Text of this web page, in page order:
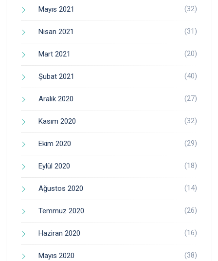
Mayıs 2021 (32)
Nisan 2021 (31)
Mart 2021 (20)
Şubat 2021 (40)
Aralık 2020 (27)
Kasım 2020 (32)
Ekim 2020 (29)
Eylül 2020 (18)
Ağustos 2020 (14)
Temmuz 2020 (26)
Haziran 2020 (16)
Mayıs 2020 (38)